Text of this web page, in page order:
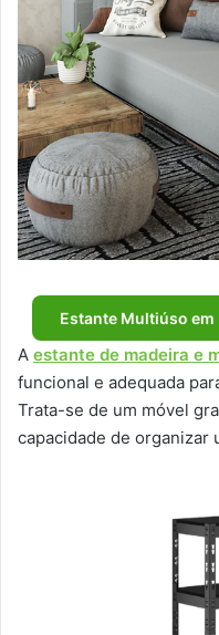
Estante Multiúso em
A estante de madeira e
funcional e adequada
Trata-se de um móvel
capacidade de organizar